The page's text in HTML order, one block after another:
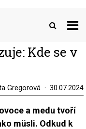
Kde se v
Gregorová 30.07.2024
a medu tvoří
müsli. Odkud k